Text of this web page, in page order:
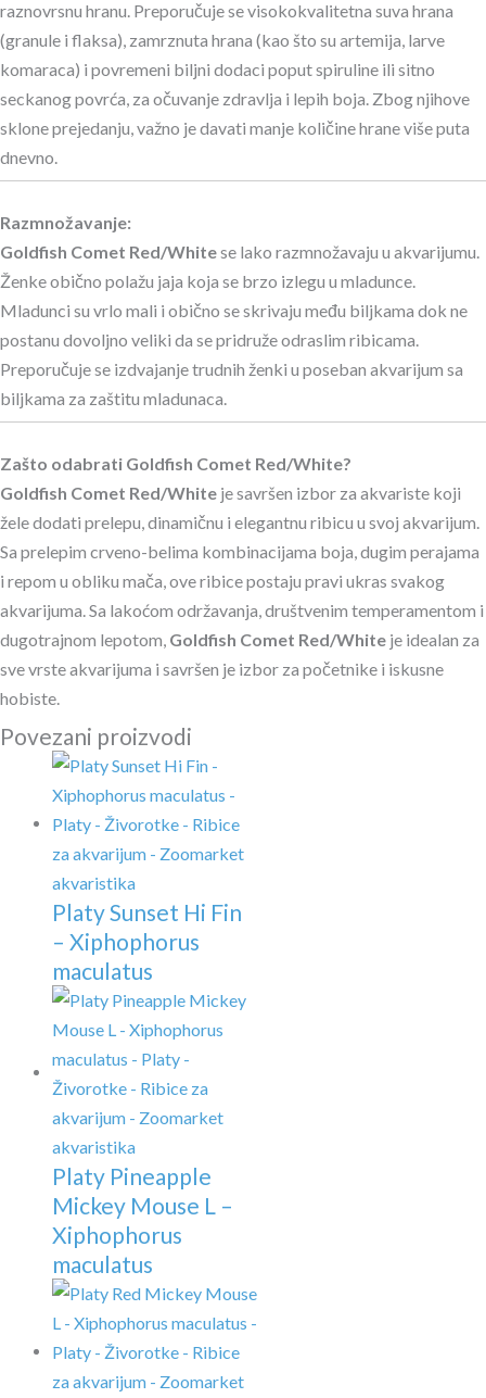
raznovrsnu hranu. Preporučuje se visokokvalitetna suva hrana
(granule i flaksa), zamrznuta hrana (kao što su artemija, larve
komaraca) i povremeni biljni dodaci poput spiruline ili sitno
seckanog povrća, za očuvanje zdravlja i lepih boja. Zbog njihove
sklone prejedanju, važno je davati manje količine hrane više puta
dnevno.
Razmnožavanje:
Goldfish Comet Red/Whitese lako razmnožavaju u akvarijumu.
Ženke obično polažu jaja koja se brzo izlegu u mladunce.
Mladunci su vrlo mali i obično se skrivaju među biljkama dok ne
postanu dovoljno veliki da se pridruže odraslim ribicama.
Preporučuje se izdvajanje trudnih ženki u poseban akvarijum sa
biljkama za zaštitu mladunaca.
Zašto odabrati Goldfish Comet Red/White?
Goldfish Comet Red/White je savršen izbor za akvariste koji
žele dodati prelepu, dinamičnu i elegantnu ribicu u svoj akvarijum.
Sa prelepim crveno-belima kombinacijama boja, dugim perajama
i repom u obliku mača, ove ribice postaju pravi ukras svakog
akvarijuma. Sa lakoćom održavanja, društvenim temperamentom i
dugotrajnom lepotom, Goldfish Comet Red/White je idealan za
sve vrste akvarijuma i savršen je izbor za početnike i iskusne
hobiste.
Povezani proizvodi
Platy Sunset Hi Fin
– Xiphophorus
maculatus
Platy Pineapple
Mickey Mouse L –
Xiphophorus
maculatus